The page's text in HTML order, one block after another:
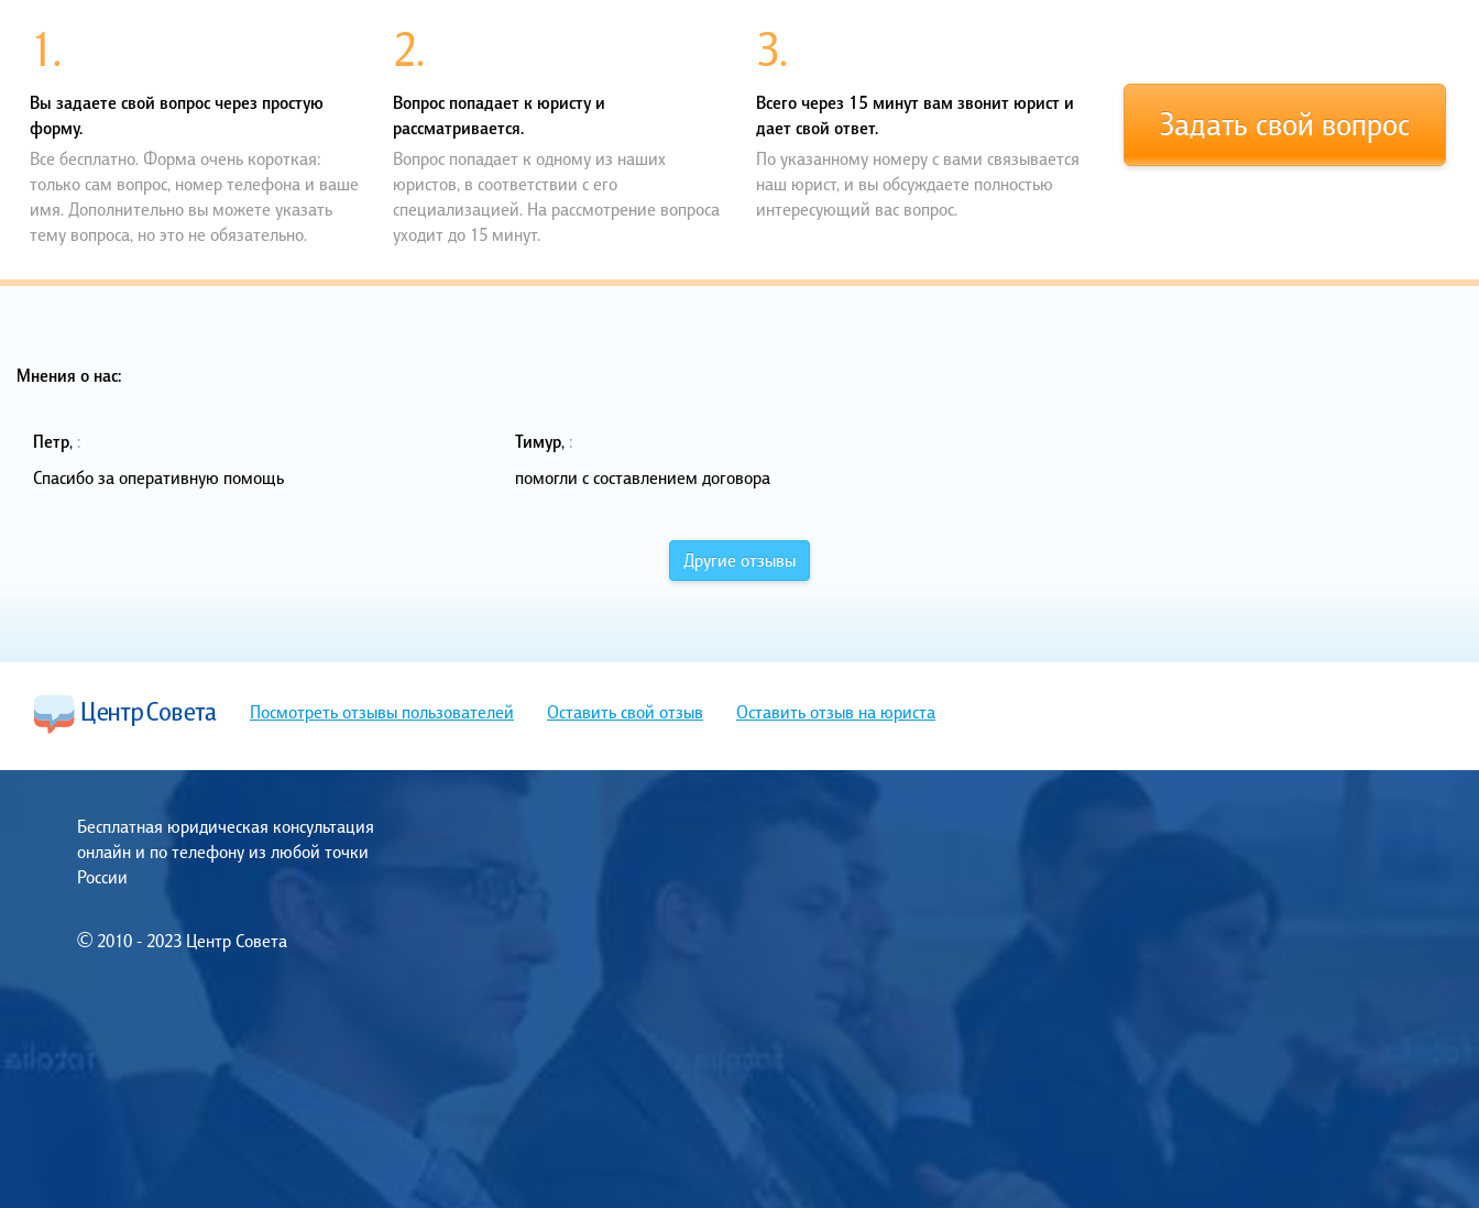
1.
Вы задаете свой вопрос через простую
форму.
Все бесплатно. Форма очень короткая:
только сам вопрос, номер телефона и ваше
имя. Дополнительно вы можете указать
тему вопроса, но это не обязательно.
2.
Вопрос попадает к юристу и
рассматривается.
Вопрос попадает к одному из наших
юристов, в соответствии с его
специализацией. На рассмотрение вопроса
уходит до 15 минут.
3.
Всего через 15 минут вам звонит юрист и
дает свой ответ.
По указанному номеру с вами связывается
наш юрист, и вы обсуждаете полностью
интересующий вас вопрос.
Задать свой вопрос
Мнения о нас:
Петр, :
Спасибо за оперативную помощь
Тимур, :
помогли с составлением договора
Другие отзывы
Посмотреть отзывы пользователей Оставить свой отзыв Оставить отзыв на юриста
Бесплатная юридическая консультация
онлайн и по телефону из любой точки
России
© 2010 - 2023 Центр Совета